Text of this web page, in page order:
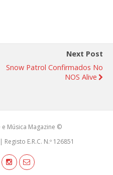
Next Post
Snow Patrol Confirmados No
NOS Alive
Música Magazine ©
E.R.C. N.º 126851